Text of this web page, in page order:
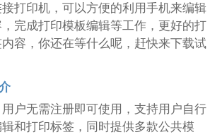
打印机，可以方便的利用手机来编辑
完成打印模板编辑等工作，更好的打
容，你还在等什么呢，赶快来下载试
户无需注册即可使用，支持用户自行
和打印标签，同时提供多款公共模